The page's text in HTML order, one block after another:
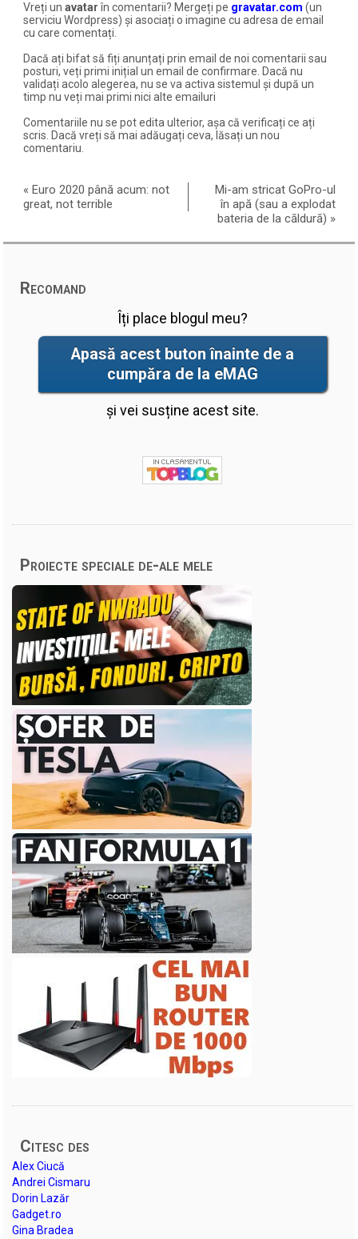
Vreți unavatarîn comentarii? Mergeți pe gravatar.com (un
serviciu Wordpress) și asociați o imagine cu adresa de email
cu care comentați.
Dacă ați bifat să fiți anunțați prin email de noi comentarii sau
posturi, veți primi inițial un email de confirmare. Dacă nu
validați acolo alegerea, nu se va activa sistemul și după un
timp nu veți mai primi nici alte emailuri
Comentariile nu se pot edita ulterior, așa că verificați ce ați
scris. Dacă vreți să mai adăugați ceva, lăsați un nou
comentariu.
«Euro 2020 până acum: not
great, not terrible
Mi-am stricat GoPro-ul
în apă (sau a explodat
bateria de la căldură) »
Recomand
Îți place blogul meu?
Apasă acest buton înainte de a
cumpăra de la eMAG
și vei susține acest site.
Proiecte speciale de-ale mele
Citesc des
Alex Ciucă
Andrei Cismaru
Dorin Lazăr
Gadget.ro
Gina Bradea